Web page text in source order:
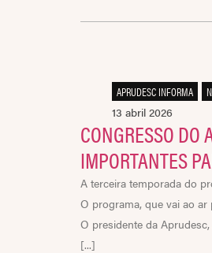
APRUDESC INFORMA
13 abril 2026
CONGRESSO
IMPORTANTES
A terceira temporada do
O programa, que vai ao ar
O presidente da
[...]